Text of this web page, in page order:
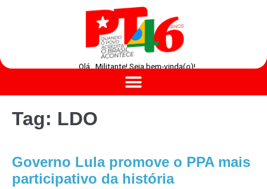
Olá , Militante! Seja bem-vinda(o)!
Tag: LDO
Governo Lula promove o PPA mais
participativo da história